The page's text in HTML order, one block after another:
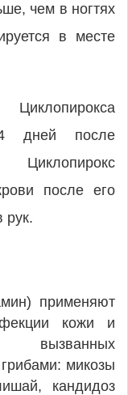
чем в ногтях
в месте
дней после
после его
рук.
применяют
кожи и
вызванных
микозы
кандидоз